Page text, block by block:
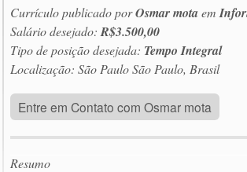
Currículo publicado porOsmar mota em
Salário desejado:R$3.500,00
Tipo de posição desejada: Tempo Integral
Localização: São Paulo São Paulo, Brasil
Entre em Contato com Osmar mota
Resumo